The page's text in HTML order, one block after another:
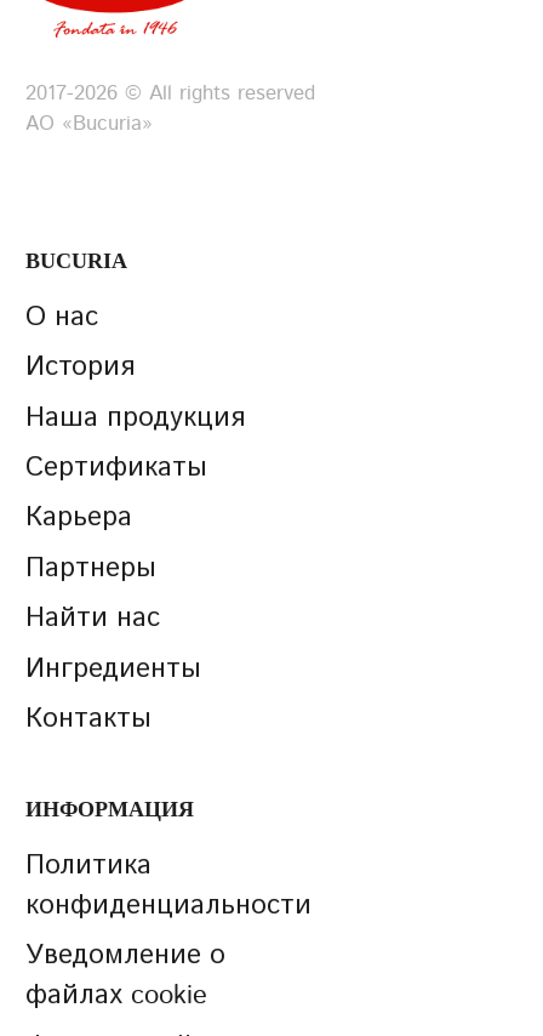
2017-2026 © All rights reserved
АО «Bucuria»
BUCURIA
О нас
История
Наша продукция
Сертификаты
Карьера
Партнеры
Найти нас
Ингредиенты
Контакты
ИНФОРМАЦИЯ
Политика
конфиденциальности
Уведомление о
файлах cookie